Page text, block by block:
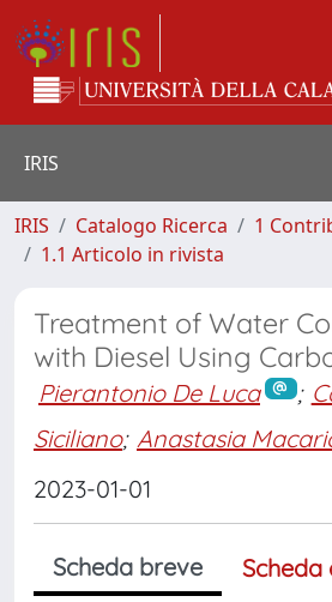
IRIS
IRIS Catalogo Ricerca
1
1.1 Articolo in rivista
Treatment of Water
with Diesel Using
Pierantonio De Luca ;
Siciliano; Anastasia
2023-01-01
Scheda breve